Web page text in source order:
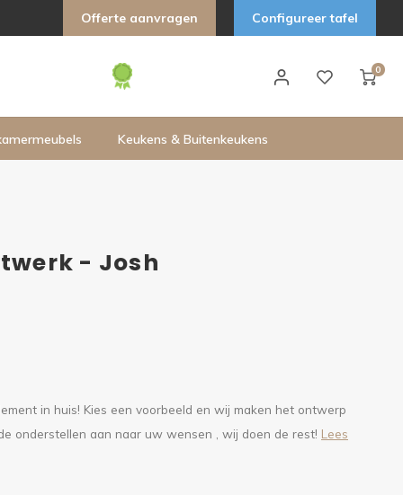
Offerte aanvragen Configureer tafel
0
Keukens & Buitenkeukens
- Josh
in huis! Kies een voorbeeld en wij maken het ontwerp
onderstellen aan naar uw wensen , wij doen de rest! Lees